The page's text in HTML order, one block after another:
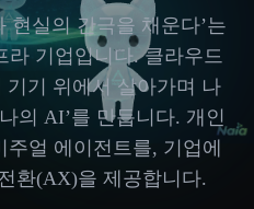
현실의 간극을 채운다’는
라 기업입니다. 클라우드
기 위에서 살아가며 나
의 AI’를 만듭니다. 개인
얼 에이전트를, 기업에
환(AX)을 제공합니다.